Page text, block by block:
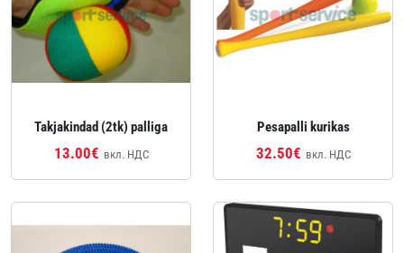
Takjakindad (2tk) palliga
13.00€ вкл. НДС
Pesapalli kurikas
32.50€ вкл. НДС